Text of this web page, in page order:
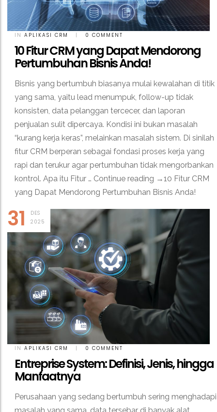
IN APLIKASI CRM | 0 COMMENT
10 Fitur CRM yang Dapat Mendorong
Pertumbuhan Bisnis Anda!
Bisnis yang bertumbuh biasanya mulai kewalahan di titik
yang sama, yaitu lead menumpuk, follow-up tidak
konsisten, data pelanggan tercecer, dan laporan
penjualan sulit dipercaya. Kondisi ini bukan masalah
“kurang kerja keras”, melainkan masalah sistem. Di sinilah
fitur CRM berperan sebagai fondasi proses kerja yang
rapi dan terukur agar pertumbuhan tidak mengorbankan
kontrol. Apa itu Fitur … Continue reading →10 Fitur CRM
yang Dapat Mendorong Pertumbuhan Bisnis Anda!
31
DES
2025
IN APLIKASI CRM | 0 COMMENT
Entreprise System: Definisi, Jenis, hingga
Manfaatnya
Perusahaan yang sedang bertumbuh sering menghadapi